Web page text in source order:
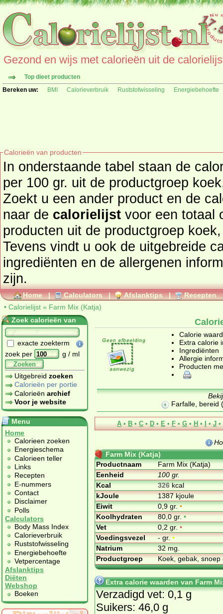
Gezond en wijs met calorieën uit de
Top dieet producten
Bereken uw:
BMI Calorieverbruik Ruststofwisseling Energiebehoefte
Calorieën van producten
In onderstaande tabel staan de
per 100 gr. uit de productgroep
Zoekt u een ander product en de
naar de calorielijst voor een totaal
producten uit de productgroep
Tevens vindt u ook de uitgebreide
ingrediënten en de allergenen
zijn.
Home | Calculators | Afslanktips | Recepten
• Calorielijst » Farm Mix (Katja)
Zoek calorieën van
exacte zoekterm
zoek per
g / ml
Zoeken
Uitgebreid zoeken
Calorieën per portie
Calorieën archief
Voor je website
Menu
Home
Calorieen zoeken
Energieschema
Calorieen teller
Links
Recepten
E-nummers
Contact
Disclaimer
Polls
Calculators
Body Mass Index
Calorieverbruik
Ruststofwisseling
Energiebehoefte
Vetpercentage
Afslanktips
Diëten
Webshop
Boeken
Calorie
Extra calorie
Ingrediënten
Allergie
Producten
Farfalle, bereid
A • B • C • D • E • F • G • H • I • J •
Farm Mix (Katja)
Productnaam
Farm Mix (Katja)
Eenheid
100 gr.
Kcal
326kcal
kJoule
1387 kjoule
Eiwit
0,9 gr.•
Koolhydraten
80,0 gr.•
Vet
0,2 gr.•
Voedingsvezel
- gr.•
Natrium
32 mg.
Productgroep
Koek, gebak,
Extra calorie waarden van Farm
Verzadigd vet: 0,1 g
Suikers: 46,0 g